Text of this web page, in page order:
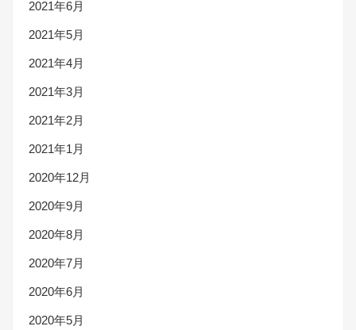
2021年6月
2021年5月
2021年4月
2021年3月
2021年2月
2021年1月
2020年12月
2020年9月
2020年8月
2020年7月
2020年6月
2020年5月